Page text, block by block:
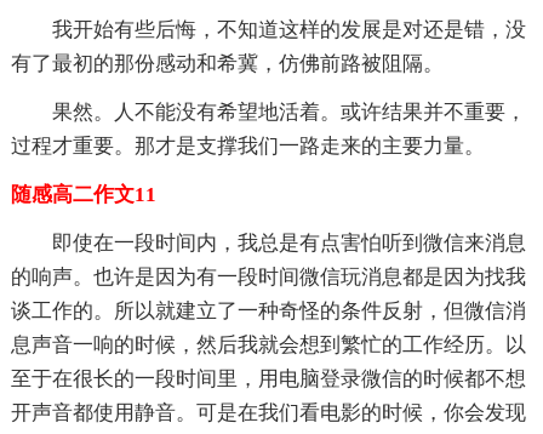
我开始有些后悔，不知道这样的发展是对还是错，没
有了最初的那份感动和希冀，仿佛前路被阻隔。
果然。人不能没有希望地活着。或许结果并不重要，
过程才重要。那才是支撑我们一路走来的主要力量。
随感高二作文11
即使在一段时间内，我总是有点害怕听到微信来消息
的响声。也许是因为有一段时间微信玩消息都是因为找我
谈工作的。所以就建立了一种奇怪的条件反射，但微信消
息声音一响的时候，然后我就会想到繁忙的工作经历。以
至于在很长的一段时间里，用电脑登录微信的时候都不想
开声音都使用静音。可是在我们看电影的时候，你会发现